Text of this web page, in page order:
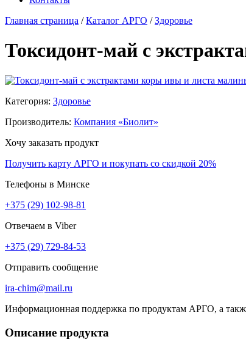
Главная страница /Каталог АРГО /Здоровье
Токсидонт-май с
Категория: Здоровье
Производитель: Компания «Биолит»
Хочу заказать продукт
Получить карту АРГО и покупать со скидкой 20%
Телефоны в Минске
+375 (29) 102-98-81
Отвечаем в Viber
+375 (29) 729-84-53
Отправить сообщение
ira-chim@mail.ru
Информационная поддержка по продуктам АРГО, а
Описание продукта